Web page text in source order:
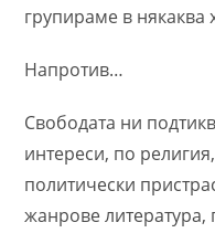
групираме в
Напротив…
Свободата ни
интереси, по
политически
жанрове